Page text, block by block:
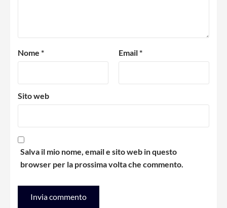
Nome * Email*
Sito web
Salva il mio nome, email e sito web in questo
browser per la prossima volta che commento.